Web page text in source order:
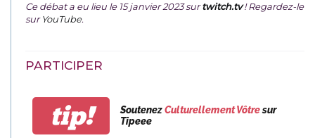
Ce débat a eu lieu le 15 janvier 2023 surtwitch.tv ! Regardez-le
surYouTube.
PARTICIPER
tip! SoutenezCulturellement Vôtresur
Tipeee